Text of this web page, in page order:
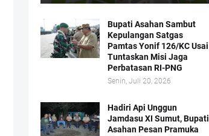
Bupati Asahan Sambut
Kepulangan Satgas
Pamtas Yonif 126/KC Usai
Tuntaskan Misi Jaga
Perbatasan RI-PNG
Senin, Juli 20, 2026
Hadiri Api Unggun
Jamdasu XI Sumut, Bupati
Asahan Pesan Pramuka